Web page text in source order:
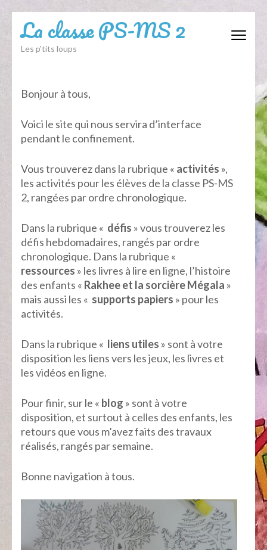
au
contenu
La classe PS-MS 2
Les p'tits loups
Bonjour à tous,
Voici le site qui nous servira d’interface
pendant le confinement.
Vous trouverez dans la rubrique « activités »,
les activités pour les élèves de la classe PS-MS
2, rangées par ordre chronologique.
Dans la rubrique « défis » vous trouverez les
défis hebdomadaires, rangés par ordre
chronologique. Dans la rubrique «
ressources » les livres à lire en ligne, l’histoire
des enfants « Rakhee et la sorcière Mégala »
mais aussi les « supports papiers » pour les
activités.
Dans la rubrique « liens utiles » sont à votre
disposition les liens vers les jeux, les livres et
les vidéos en ligne.
Pour finir, sur le « blog » sont à votre
disposition, et surtout à celles des enfants, les
retours que vous m’avez faits des travaux
réalisés, rangés par semaine.
Bonne navigation à tous.